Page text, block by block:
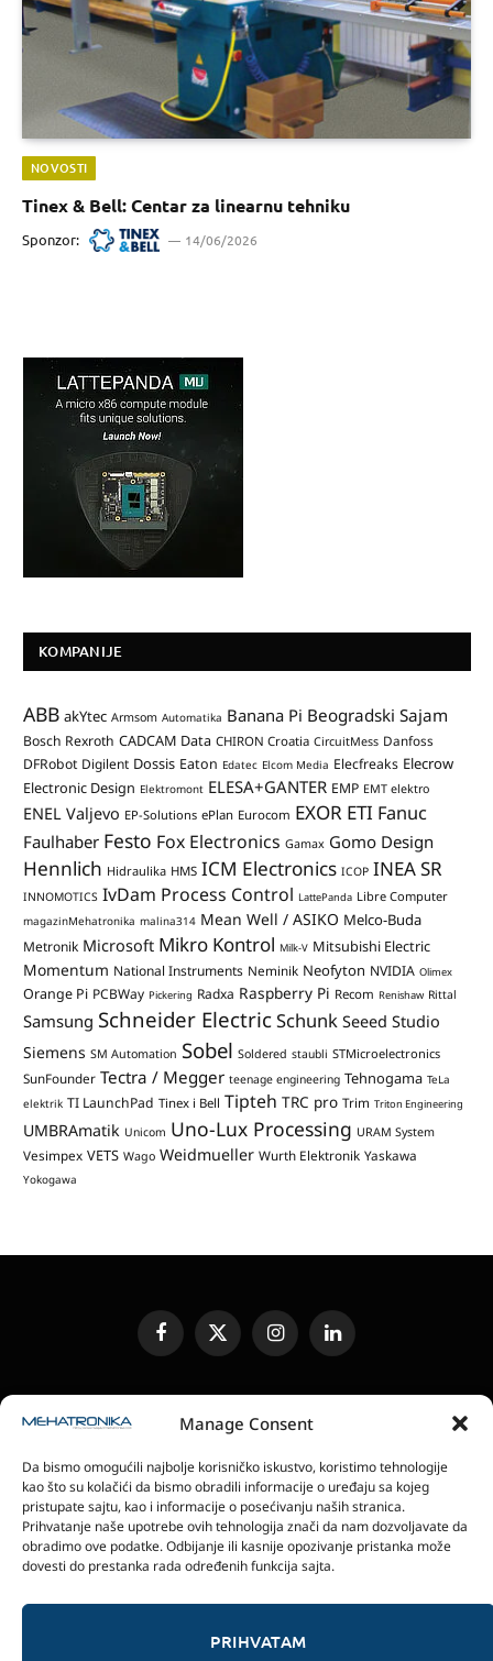
Manage Consent
Da bismo omogućili najbolje korisničko iskustvo, koristimo tehnologije
kao što su kolačići da bismo obradili informacije o uređaju sa kojeg
pristupate sajtu, kao i informacije o posećivanju naših stranica.
Prihvatanje naše upotrebe ovih tehnologija znači da nam dozvoljavate da
obradimo ove podatke. Odbijanje ili kasnije opozivanje pristanka može
dovesti do prestanka rada određenih funkcija sajta.
PRIHVATAM
NOVOSTI
Tinex & Bell: Centar za linearnu tehniku
Sponzor: 14/06/2026
KOMPANIJE
ABB akYtec Armsom Automatika Banana Pi Beogradski Sajam
Bosch Rexroth CADCAM Data CHIRON Croatia CircuitMess Danfoss
DFRobot Digilent Dossis Eaton Edatec Elcom Media Elecfreaks Elecrow
Electronic Design Elektromont ELESA+GANTER EMP EMT elektro
ENEL Valjevo EP-Solutions ePlan Eurocom EXOR ETI Fanuc
Faulhaber Festo Fox Electronics Gamax Gomo Design
Hennlich Hidraulika HMS ICM Electronics ICOP INEA SR
INNOMOTICS IvDam Process Control LattePanda Libre Computer
magazinMehatronika malina314 Mean Well / ASIKO Melco-Buda
Metronik Microsoft Mikro Kontrol Milk-V Mitsubishi Electric
Momentum National Instruments Neminik Neofyton NVIDIA Olimex
Orange Pi PCBWay Pickering Radxa Raspberry Pi Recom Renishaw Rittal
Samsung Schneider ElectricSchunk Seeed Studio
Siemens SM Automation Sobel Soldered staubli STMicroelectronics
SunFounder Tectra / Megger teenage engineering Tehnogama TeLa
elektrik TI LaunchPad Tinex i Bell Tipteh TRC pro Trim Triton Engineering
UMBRAmatik Unicom Uno-Lux Processing URAM System
Vesimpex VETS Wago Weidmueller Wurth Elektronik Yaskawa
Yokogawa
FacebookX
(Twitter)
InstagramLinkedIn
SLANJE JEDINICA ZA RECENZIJU
ELEKTRONSKA IZDANJA
POLITIKA PRIVATNOSTI
POLITIKA KOLAČIĆA
magazin Mehatronika - Agencija “Gomo Design”
Stanoja Glavaša 37, 26300 Vršac, Serbia
© 2026 magazin Mehatronika by Gomo Design.